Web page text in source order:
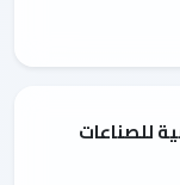
للصناعات